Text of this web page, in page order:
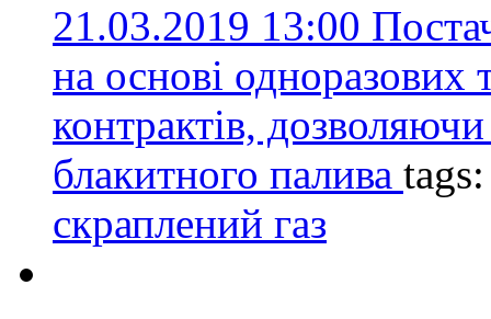
21.03.2019 13:00
на основі одноразових
контрактів,
блакитного палива
скраплений газ